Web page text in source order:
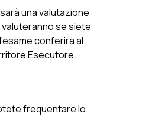
una valutazione
se siete
conferirà al
Esecutore.
frequentare lo